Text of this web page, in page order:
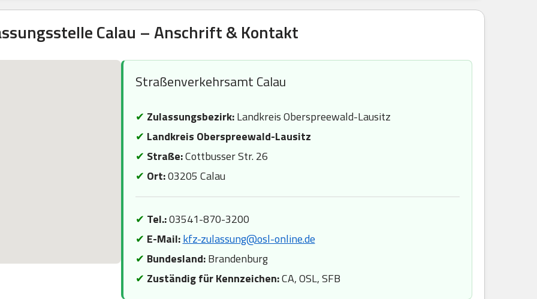
Calau – Anschrift & Kontakt
Straßenverkehrsamt Calau
✔ Zulassungsbezirk:Landkreis Oberspreewald-Lausitz
✔ Landkreis Oberspreewald-Lausitz
✔ Straße:Cottbusser Str. 26
✔ Ort:03205 Calau
✔ Tel.:03541-870-3200
✔ E-Mail: kfz-zulassung@osl-online.de
✔ Bundesland:Brandenburg
✔ Zuständig für Kennzeichen:CA, OSL, SFB